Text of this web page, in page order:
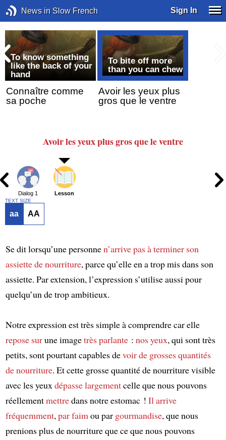
News in Slow French Sign In
To know something
like the back of your
hand
Connaître comme
sa poche
To bite off more
than you can chew
Avoir les yeux plus
gros que le ventre
Avoir les yeuxplus gros que le ventre
Dialog 1 Lesson
TEXT SIZE
aa AA
Se dit lorsqu’une personnen’arrive pas à terminer son
assiette de nourriture, parce qu’elle en a trop mis dans son
assiette. Par extension, l’expression s’utilise aussi pour
quelqu’un de trop ambitieux.
Notre expression est très simple à comprendre car elle
repose surune imagetrès parlante: nos yeux, qui sont très
petits, sont pourtant capables devoirde grosses quantités
de nourriture. Et cette grosse quantité de nourriture visible
avec les yeux dépasse largementcelle que nous pouvons
réellementmettredans notre estomac ! Il arrive
fréquemment, par faim ou par gourmandise, que nous
prenions plus de nourriture que ce que nous pouvons